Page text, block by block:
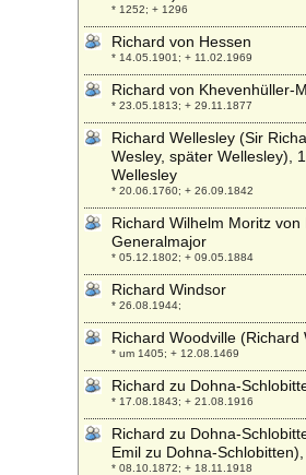
* 1252; + 1296
Richard von Hessen
* 14.05.1901; + 11.02.1969
Richard von Khevenhüller-
* 23.05.1813; + 29.11.1877
Richard Wellesley (Sir
Wesley, später Wellesley),
Wellesley
* 20.06.1760; + 26.09.1842
Richard Wilhelm Moritz von
Generalmajor
* 05.12.1802; + 09.05.1884
Richard Windsor
* 26.08.1944;
Richard Woodville (Richard
* um 1405; + 12.08.1469
Richard zu Dohna-
* 17.08.1843; + 21.08.1916
Richard zu Dohna-
Emil zu Dohna-
* 08.10.1872; + 18.11.1918